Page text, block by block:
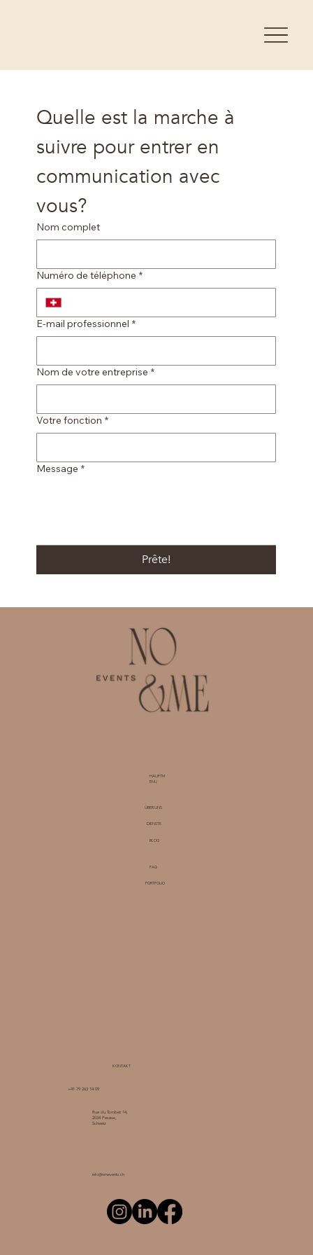
Quelle est la marche à
suivre pour entrer en
communication avec
vous?
Nom complet
Numéro de téléphone *
E-mail professionnel *
Nom de votre entreprise *
Votre fonction *
Message *
Prête!
HAUPTM
ENU
ÜBER UNS
DIENSTE
BLOG
FAQ
PORTFOLIO
KONTAKT
info@nmevents.ch
Rue du Tombet 14,
2034 Peseux,
Schweiz
+41 79 263 14 09